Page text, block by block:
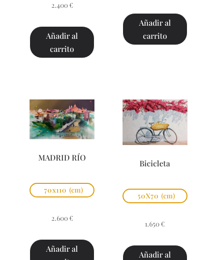
2.400 €
Añadir al
carrito
Añadir al
carrito
MADRID RÍO
70x110 (cm)
2.600 €
Añadir al
Bicicleta
50X70 (cm)
1.650 €
Añadir al